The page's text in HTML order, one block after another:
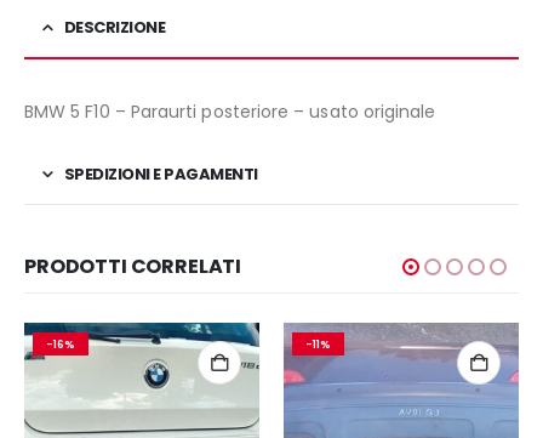
DESCRIZIONE
BMW 5 F10 – Paraurti posteriore – usato originale
SPEDIZIONI E PAGAMENTI
PRODOTTI CORRELATI
-16% -11%